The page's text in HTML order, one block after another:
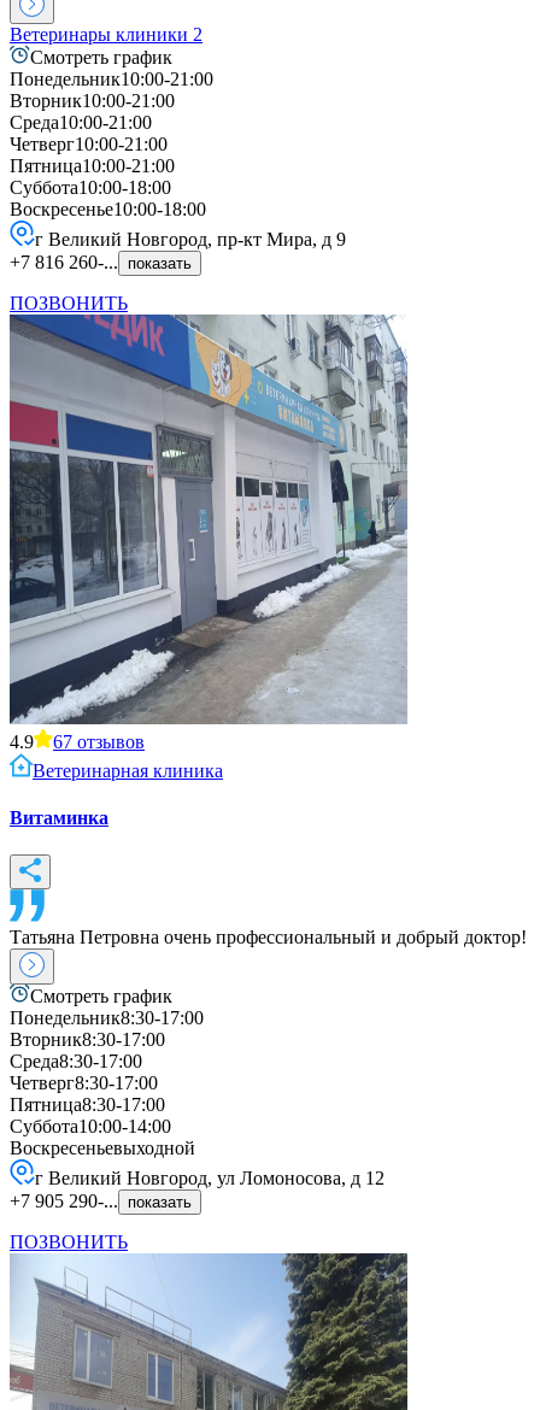
Ветеринары клиники 2
Смотреть график
Понедельник10:00-21:00
Вторник10:00-21:00
Среда10:00-21:00
Четверг10:00-21:00
Пятница10:00-21:00
Суббота10:00-18:00
Воскресенье10:00-18:00
г Великий Новгород, пр-кт Мира, д 9
+7 816 260-...
показать
ПОЗВОНИТЬ
4.9 67 отзывов
Ветеринарная клиника
Витаминка
Татьяна Петровна очень профессиональный и добрый доктор!
Смотреть график
Понедельник8:30-17:00
Вторник8:30-17:00
Среда8:30-17:00
Четверг8:30-17:00
Пятница8:30-17:00
Суббота10:00-14:00
Воскресеньевыходной
г Великий Новгород, ул Ломоносова, д 12
+7 905 290-...
показать
ПОЗВОНИТЬ